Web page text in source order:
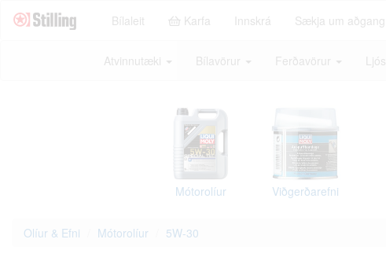
Bílaleit Karfa Innskrá Sækja um aðgang
Atvinnutæki Bílavörur Ferðavörur Ljós
Mótorolíur Viðgerðarefni
Olíur & Efni Mótorolíur 5W-30